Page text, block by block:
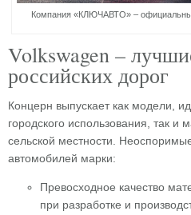
Компания «КЛЮЧАВТО» –
Volkswagen –
российских дорог
Концерн выпускает как модели,
городского использования, так и
сельской местности.
автомобилей марки:
Превосходное качество
при разработке и